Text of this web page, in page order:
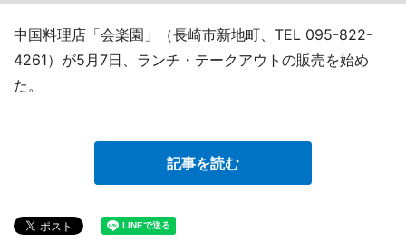
中国料理店「会楽園」（長崎市新地町、TEL 095-822-
4261）が5月7日、ランチ・テークアウトの販売を始め
た。
記事を読む